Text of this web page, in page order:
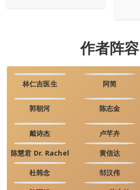
作者阵容
林仁吉医生 阿简
郭朝河 陈志金
戴诗杰 卢芊卉
陈慧君 Dr. Rachel 黄信达
杜韩念 邹汉伟